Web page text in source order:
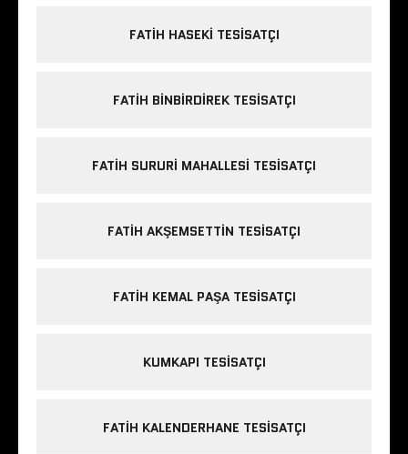
FATIH HASEKI TESISATÇI
FATIH BINBIRDIREK TESISATÇI
FATIH SURURI MAHALLESI TESISATÇI
FATIH AKŞEMSETTIN TESISATÇI
FATIH KEMAL PAŞA TESISATÇI
KUMKAPI TESISATÇI
FATIH KALENDERHANE TESISATÇI